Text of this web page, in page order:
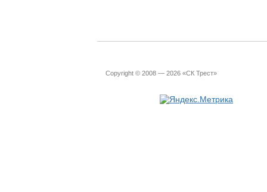
Copyright © 2008 — 2026 «СК Трест»